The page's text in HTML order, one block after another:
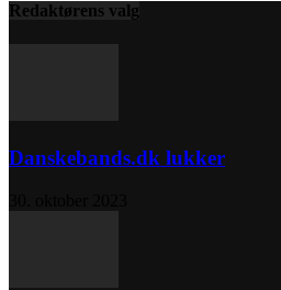
Redaktørens valg
Danskebands.dk lukker